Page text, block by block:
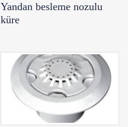
Yandan besleme nozulu
küre